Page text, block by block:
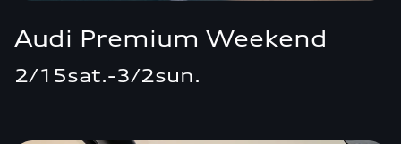
Audi Premium Weekend
2/15sat.-3/2sun.